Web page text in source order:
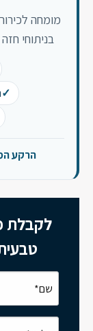
מומחה
בניתוחי
הרקע
לקבלת